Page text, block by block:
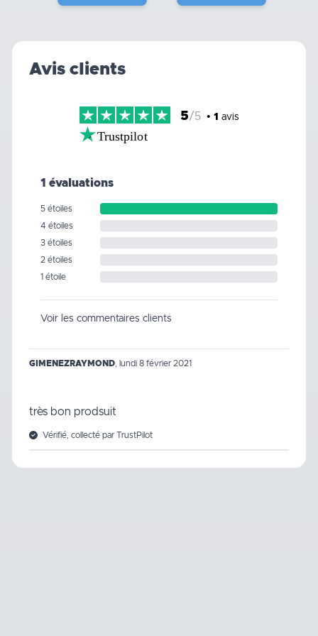
Avis clients
5/5 • 1 avis
Trustpilot
1 évaluations
5 étoiles
4 étoiles
3 étoiles
2 étoiles
1 étoile
Voir les commentaires clients
GIMENEZRAYMOND lundi 8 février 2021
très bon prodsuit
Vérifié, collecté par TrustPilot